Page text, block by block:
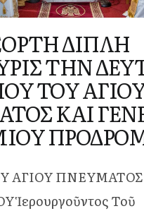
ΔΙΠΛΗ
ΤΗΝ
ΤΟΥ
ΚΑΙ
ΑΓΙΟΥ
Τοῦ